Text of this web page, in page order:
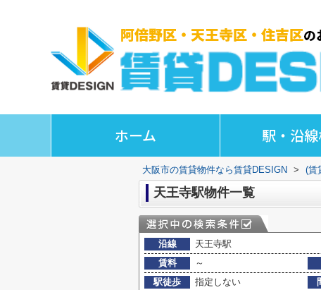
ホーム 駅・沿
大阪市の賃貸物件なら賃貸DESIGN > (賃
天王寺駅物件一覧
沿線
天王寺駅
賃料
～
駅徒歩
指定しない